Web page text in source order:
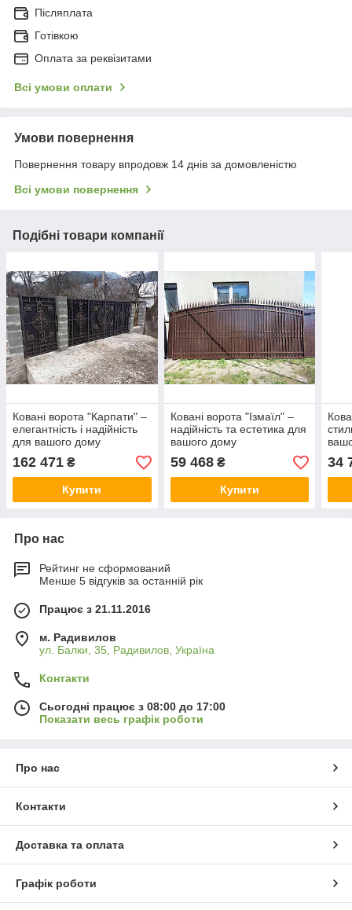
Післяплата
Готівкою
Оплата за реквізитами
Всі умови оплати
Умови повернення
Повернення товару впродовж 14 днів за домовленістю
Всі умови повернення
Подібні товари компанії
Ковані ворота "Карпати" –
елегантність і надійність
для вашого дому
162 471 ₴
Купити
Ковані ворота "Ізмаїл" –
надійність та естетика для
вашого дому
59 468₴
Купити
34
Про нас
Рейтинг не сформований
Менше 5 відгуків за останній рік
Працює з 21.11.2016
м. Радивилов
ул. Балки, 35, Радивилов, Україна
Контакти
Сьогодні працює з 08:00 до 17:00
Показати весь графік роботи
Про нас
Контакти
Доставка та оплата
Графік роботи